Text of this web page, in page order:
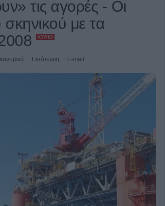
τις αγορές - Οι
με τα
ΚΎΡΙΟ
Εκτύπωση E-mail